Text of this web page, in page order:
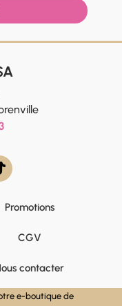
Promotions
CGV
contacter
e-boutique de